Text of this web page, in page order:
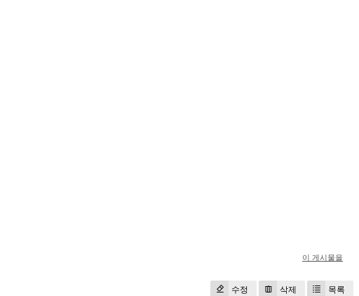
이 게시물을
수정 삭제 목록